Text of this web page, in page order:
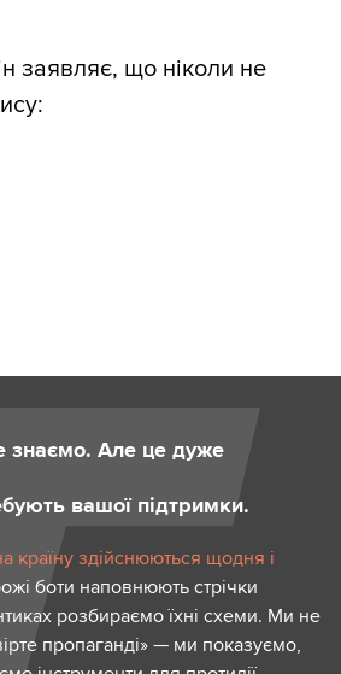
заявляє, що ніколи не
знаємо. Але це дуже
вашої підтримки.
країну здійснюються щодня і
боти наповнюють стрічки
розбираємо їхні схеми. Ми не
пропаганді» — ми показуємо,